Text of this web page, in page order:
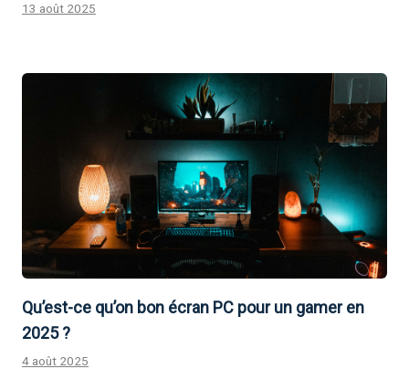
13 août 2025
Qu’est-ce qu’on bon écran PC pour un gamer en
2025 ?
4 août 2025